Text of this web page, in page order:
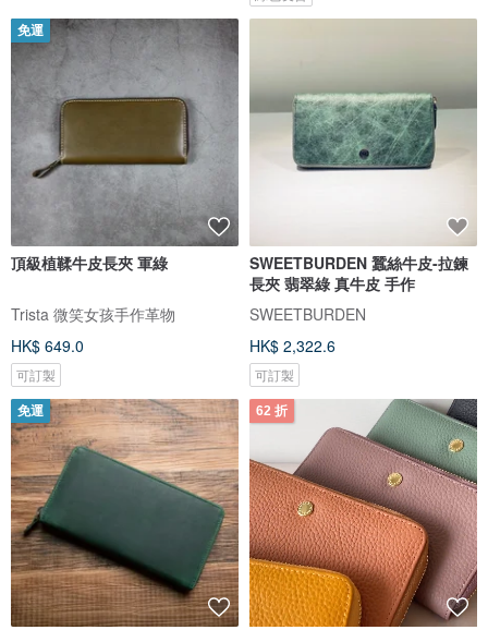
免運
頂級植鞣牛皮長夾 軍綠
Trista 微笑女孩手作革物
HK$ 649.0
可訂製
SWEETBURDEN 蠶絲牛皮-拉鍊
長夾 翡翠綠 真牛皮 手作
SWEETBURDEN
HK$ 2,322.6
可訂製
免運 62 折